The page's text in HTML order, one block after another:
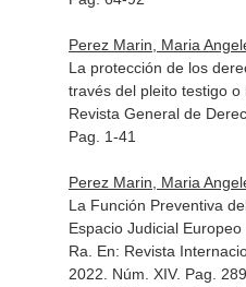
Perez Marin, Maria
La protección de los
través del pleito testigo o
Revista General de
Pag. 1-41
Perez Marin, Maria
La Función Preventiva
Espacio Judicial
Ra. En: Revista
2022. Núm. XIV. Pag.